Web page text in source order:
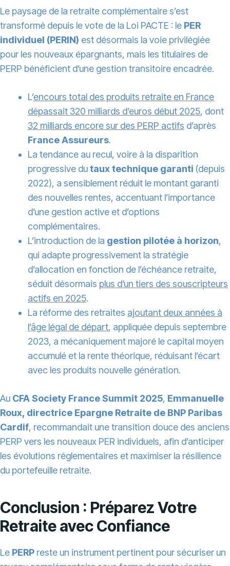
Le paysage de la retraite complémentaire s’est
transformé depuis le vote de la Loi PACTE : le PER
individuel (PERIN) est désormais la voie privilégiée
pour les nouveaux épargnants, mais les titulaires de
PERP bénéficient d’une gestion transitoire encadrée.
L’encours total des produits retraite en France
dépassait 320 milliards d’euros début 2025, dont
32 milliards encore sur des PERP actifs d’après
France Assureurs.
La tendance au recul, voire à la disparition
progressive dutaux technique garanti (depuis
2022), a sensiblement réduit le montant garanti
des nouvelles rentes, accentuant l’importance
d’une gestion active et d’options
complémentaires.
L’introduction de la gestion pilotée à horizon,
qui adapte progressivement la stratégie
d’allocation en fonction de l’échéance retraite,
séduit désormais plus d’un tiers des souscripteurs
actifs en 2025.
La réforme des retraites ajoutant deux années à
l’âge légal de départ, appliquée depuis septembre
2023, a mécaniquement majoré le capital moyen
accumulé et la rente théorique, réduisant l’écart
avec les produits nouvelle génération.
Au CFA Society France Summit 2025, Emmanuelle
Roux, directrice Epargne Retraite de BNP Paribas
Cardif, recommandait une transition douce des anciens
PERP vers les nouveaux PER individuels, afin d’anticiper
les évolutions réglementaires et maximiser la résilience
du portefeuille retraite.
Conclusion : Préparez Votre
Retraite avec Confiance
Le PERP reste un instrument pertinent pour sécuriser un